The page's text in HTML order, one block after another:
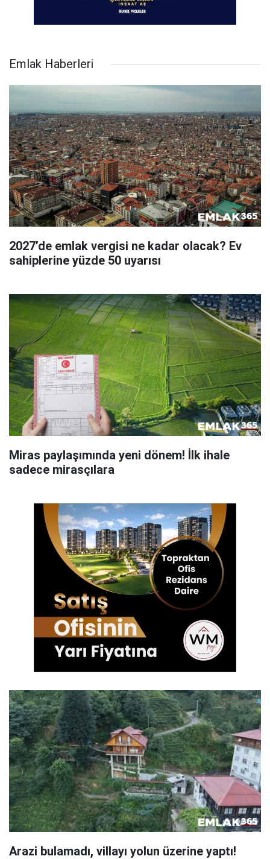
Emlak Haberleri
2027’de emlak vergisi ne kadar olacak? Ev
sahiplerine yüzde 50 uyarısı
Miras paylaşımında yeni dönem! İlk ihale
sadece mirasçılara
Arazi bulamadı, villayı yolun üzerine yaptı!